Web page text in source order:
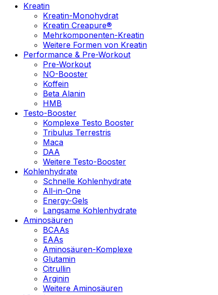
Kreatin
Kreatin-Monohydrat
Kreatin Creapure®
Mehrkomponenten-Kreatin
Weitere Formen von Kreatin
Performance & Pre-Workout
Pre-Workout
NO-Booster
Koffein
Beta Alanin
HMB
Testo-Booster
Komplexe Testo Booster
Tribulus Terrestris
Maca
DAA
Weitere Testo-Booster
Kohlenhydrate
Schnelle Kohlenhydrate
All-in-One
Energy-Gels
Langsame Kohlenhydrate
Aminosäuren
BCAAs
EAAs
Aminosäuren-Komplexe
Glutamin
Citrullin
Arginin
Weitere Aminosäuren